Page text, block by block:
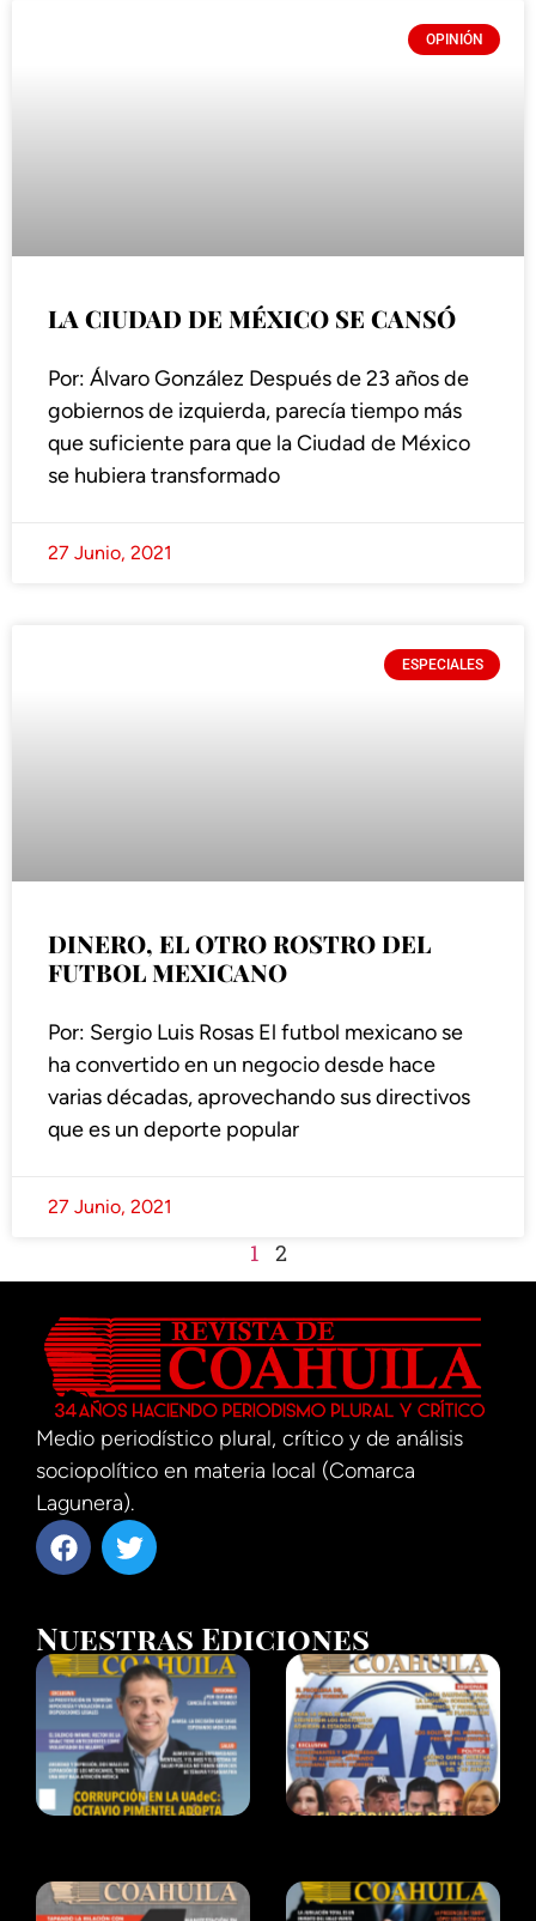
OPINIÓN
LA CIUDAD DE MÉXICO SE CANSÓ
Por: Álvaro González Después de 23 años de
gobiernos de izquierda, parecía tiempo más
que suficiente para que la Ciudad de México
se hubiera transformado
27 Junio, 2021
ESPECIALES
DINERO, EL OTRO ROSTRO DEL
FUTBOL MEXICANO
Por: Sergio Luis Rosas El futbol mexicano se
ha convertido en un negocio desde hace
varias décadas, aprovechando sus directivos
que es un deporte popular
27 Junio, 2021
1 2
Medio periodístico plural, crítico y de análisis
sociopolítico en materia local (Comarca
Lagunera).
Nuestras Ediciones